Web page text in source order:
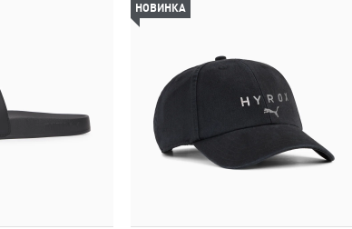
НОВИНКА